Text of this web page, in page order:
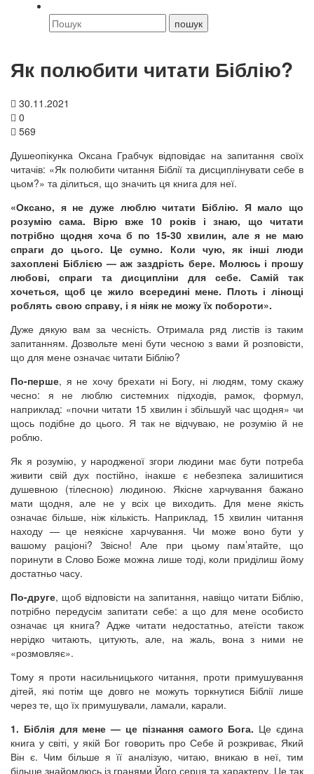
Як полюбити читати Біблію?
30.11.2021
0
569
Душеопікунка Оксана Грабчук відповідає на запитання своїх
читачів: «Як полюбити читання Біблії та дисциплінувати себе в
цьом?» та ділиться, що значить ця книга для неї.
«Оксано, я не дуже люблю читати Біблію. Я мало що
розумію сама. Вірю вже 10 років і знаю, що читати
потрібно щодня хоча б по 15-30 хвилин, але я не маю
спраги до цього. Це сумно. Коли чую, як інші люди
захоплені Біблією — аж заздрість бере. Молюсь і прошу
любові, спраги та дисципліни для себе. Самій так
хочеться, щоб це жило всередині мене. Плоть і лінощі
роблять свою справу, і я ніяк не можу їх побороти».
Дуже дякую вам за чесність. Отримала ряд листів із таким
запитанням. Дозвольте мені бути чесною з вами й розповісти,
що для мене означає читати Біблію?
По-перше, я не хочу брехати ні Богу, ні людям, тому скажу
чесно: я не люблю системних підходів, рамок, формул,
наприклад: «почни читати 15 хвилин і збільшуй час щодня» чи
щось подібне до цього. Я так не відчуваю, не розумію й не
роблю.
Як я розумію, у народженої згори людини має бути потреба
живити свій дух постійно, інакше є небезпека залишитися
душевною (тілесною) людиною. Якісне харчування бажано
мати щодня, але не у всіх це виходить. Для мене якість
означає більше, ніж кількість. Наприклад, 15 хвилин читання
находу — це неякісне харчування. Чи може воно бути у
вашому раціоні? Звісно! Але при цьому пам’ятайте, що
поринути в Слово Боже можна лише тоді, коли приділиш йому
достатньо часу.
По-друге, щоб відповісти на запитання, навіщо читати Біблію,
потрібно передусім запитати себе: а що для мене особисто
означає ця книга? Адже читати недостатньо, атеїсти також
нерідко читають, цитують, але, на жаль, вона з ними не
«розмовляє».
Тому я проти насильницького читання, проти примушування
дітей, які потім ще довго не можуть торкнутися Біблії лише
через те, що їх примушували, ламали, карали.
1. Біблія для мене — це пізнання самого Бога. Це єдина
книга у світі, у якій Бог говорить про Себе й розкриває, Який
Він є. Чим більше я її аналізую, читаю, вникаю в неї, тим
більше знайомлюсь із гранями Його серця та характеру. Це так